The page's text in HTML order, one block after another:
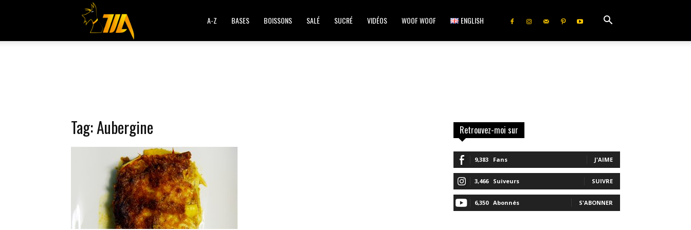
A-Z BASES BOISSONS SALÉ SUCRÉ VIDÉOS WOOF WOOF ENGLISH
Tag: Aubergine Retrouvez-moi sur
9,383 Fans J'AIME
3,466 Suiveurs SUIVRE
6,350 Abonnés S'ABONNER